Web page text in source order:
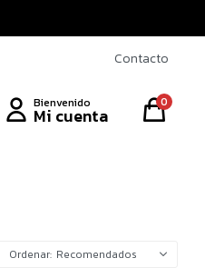
0
Contacto
Recomendados